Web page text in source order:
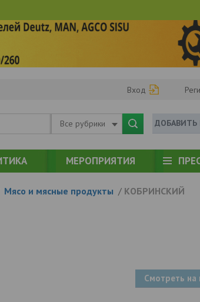
Вход
Все рубрики
МЕРОПРИЯТИЯ
Мясо и мясные продукты / КОБРИНСКИЙ
Смотреть на